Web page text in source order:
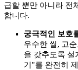
급할 뿐만 아니라 전
합니다.
궁극적인 보호
우수한 씰, 고
을 갖추도록 설
기"를 완전히